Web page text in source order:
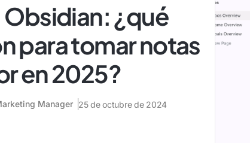
Obsidian: ¿qué
para tomar notas
en 2025?
Manager 25 de octubre de 2024